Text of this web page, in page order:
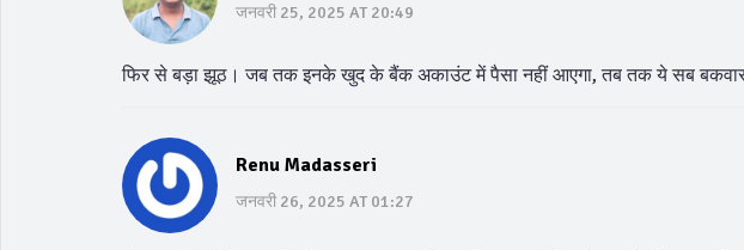
जनवरी 25, 2025 AT 20:49
फिर से बड़ा झूठ। जब तक इनके खुद के बैंक अकाउंट में पैसा नहीं आएगा, तब तक ये सब
Renu Madasseri
जनवरी 26, 2025 AT 01:27